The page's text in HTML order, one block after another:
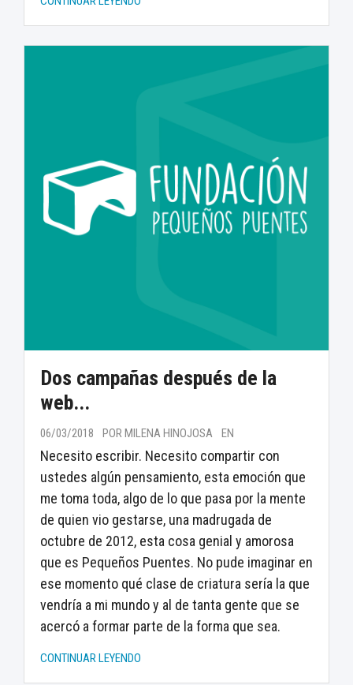
Dos campañas después de la
web...
06/03/2018 POR MILENA HINOJOSA EN
Necesito escribir. Necesito compartir con
ustedes algún pensamiento, esta emoción que
me toma toda, algo de lo que pasa por la mente
de quien vio gestarse, una madrugada de
octubre de 2012, esta cosa genial y amorosa
que es Pequeños Puentes. No pude imaginar en
ese momento qué clase de criatura sería la que
vendría a mi mundo y al de tanta gente que se
acercó a formar parte de la forma que sea.
CONTINUAR LEYENDO